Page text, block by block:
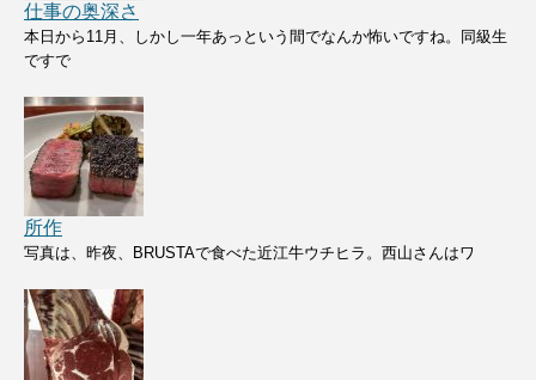
仕事の奥深さ
本日から11月、しかし一年あっという間でなんか怖いですね。同級生
ですで
所作
写真は、昨夜、BRUSTAで食べた近江牛ウチヒラ。西山さんはワ